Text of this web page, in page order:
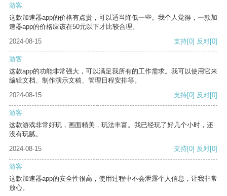
游客
这款加速器app的价格有点贵，可以适当降低一些。我个人觉得，一款加
速器app的价格应该在50元以下才比较合理。
2024-08-15
支持[0] 反对[0]
游客
这款app的功能非常强大，可以满足我所有的工作需求。我可以使用它来
编辑文档、制作演示文稿、管理日程安排等。
2024-08-15
支持[0] 反对[0]
游客
这款游戏非常好玩，画面精美，玩法丰富。我已经玩了好几个小时，还
没有玩腻。
2024-08-15
支持[0] 反对[0]
游客
这款加速器app的安全性很高，使用过程中不会泄露个人信息，让我非常
放心。